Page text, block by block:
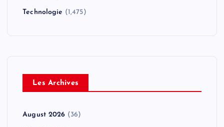
Technologie (1,475)
Les Archives
August 2026 (36)